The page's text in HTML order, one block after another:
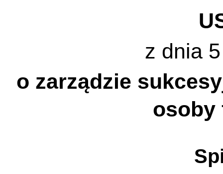
z dnia
o zarządzie